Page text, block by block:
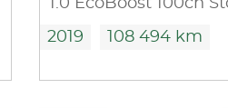
2019 108 494 km